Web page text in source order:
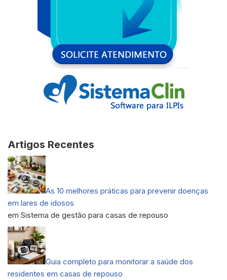
Artigos Recentes
As 10 melhores práticas para prevenir doenças
em lares de idosos
em Sistema de gestão para casas de repouso
Guia completo para monitorar a saúde dos
residentes em casas de repouso